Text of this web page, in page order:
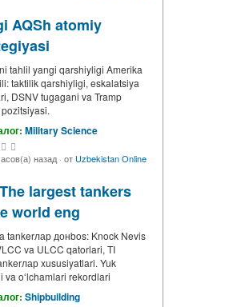
AQSh atomiy
tahlil yangi qarshiyligi Amerika
taktilik qarshiyligi, eskalatsiya
DSNV tugagani va Tramp
Military Science
назад · от Uzbekistan Online
largest tankers
world eng
tankerлар донbos: Knock Nevis
va ULCC qatorlari, TI
xususiyatlari. Yuk
va oʻlchamlari rekordlari
Shipbuilding